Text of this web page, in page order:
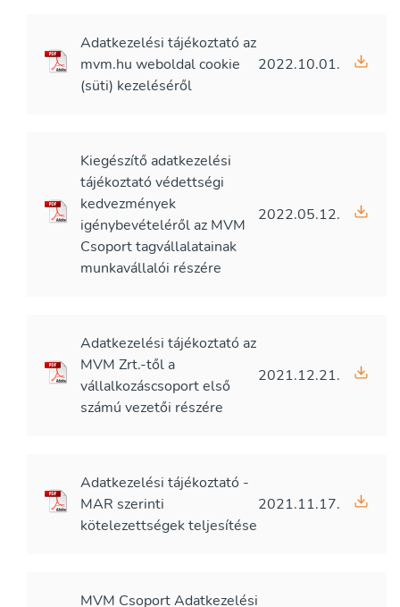
Adatkezelési tájékoztató az
mvm.hu weboldal cookie
(süti) kezeléséről
2022.10.01.
Kiegészítő adatkezelési
tájékoztató védettségi
kedvezmények
igénybevételéről az MVM
Csoport tagvállalatainak
munkavállalói részére
2022.05.12.
Adatkezelési tájékoztató az
MVM Zrt.-től a
vállalkozáscsoport első
számú vezetői részére
2021.12.21.
Adatkezelési tájékoztató -
MAR szerinti
kötelezettségek teljesítése
2021.11.17.
MVM Csoport Adatkezelési